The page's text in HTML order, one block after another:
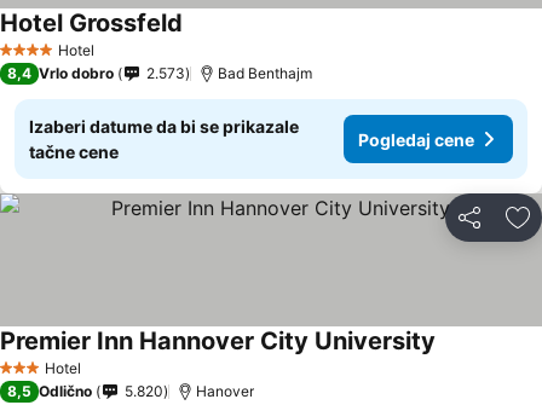
4 ZvezdiceHotel
Hotel Grossfeld
8,4 Vrlo dobro 2.573 Bad Benthajm
Izaberi datume da bi se prikazale
tačne cene
Pogledaj cene
Deli
3 Zvezdice
Hotel
Premier Inn Hannover City University
8,5 Odlično 5.820 Hanover